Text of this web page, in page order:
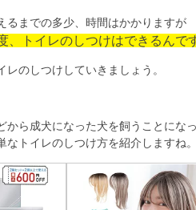
るまでの多少、時間はかかりますが
、トイレのしつけはできるんで
レのしつけしていきましょう。
から成犬になった犬を飼うことにな
なトイレのしつけ方を紹介しますね。